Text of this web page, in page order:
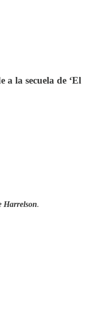
a la secuela de ‘El
Harrelson.